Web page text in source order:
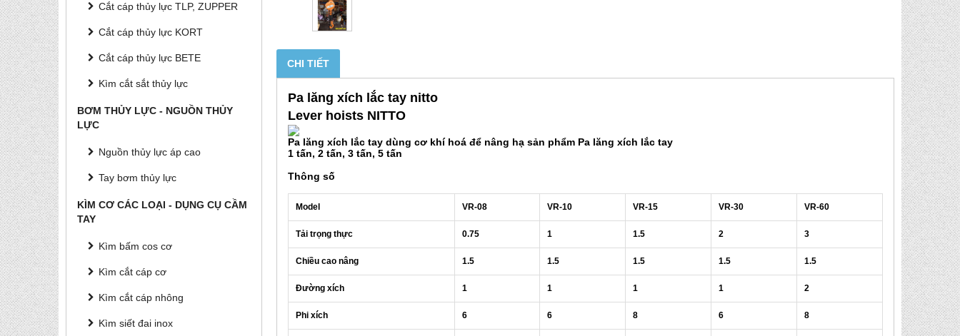
Cắt cáp thủy lực TLP, ZUPPER
Cắt cáp thủy lực KORT
Cắt cáp thủy lực BETE
Kìm cắt sắt thủy lực
BƠM THỦY LỰC - NGUỒN THỦY
LỰC
Nguồn thủy lực áp cao
Tay bơm thủy lực
KÌM CƠ CÁC LOẠI - DỤNG CỤ CẦM
TAY
Kìm bấm cos cơ
Kìm cắt cáp cơ
Kìm cắt cáp nhông
Kìm siết đai inox
CHI TIẾT
Pa lăng xích lắc tay nitto
Lever hoists NITTO
Pa lăng xích lắc tay dùng cơ khí hoá để nâng hạ sản phẩm Pa lăng xích lắc tay
1 tấn, 2 tấn, 3 tấn, 5 tấn
Thông số
Model VR-08 VR-10 VR-15 VR-30 VR-60
Tải trọng thực 0.75 1 1.5 2 3
Chiều cao nâng 1.5 1.5 1.5 1.5 1.5
Đường xích 1 1 1 1 2
Phi xích 6 6 8 6 8